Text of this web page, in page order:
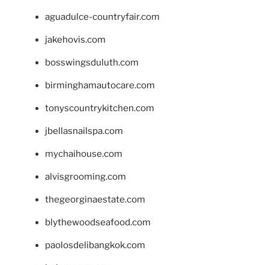
aguadulce-countryfair.com
jakehovis.com
bosswingsduluth.com
birminghamautocare.com
tonyscountrykitchen.com
jbellasnailspa.com
mychaihouse.com
alvisgrooming.com
thegeorginaestate.com
blythewoodseafood.com
paolosdelibangkok.com